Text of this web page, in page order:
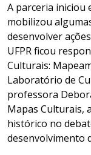
A parceria iniciou
mobilizou
desenvolver
UFPR ficou
Culturais:
Laboratório de
professora
Mapas Culturais,
histórico no
desenvolvimento